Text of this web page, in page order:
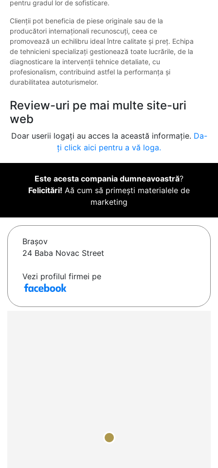
pentru gradul lor de sofisticare.
Clienții pot beneficia de piese originale sau de la
producători internaționali recunoscuți, ceea ce
promovează un echilibru ideal între calitate și preț. Echipa
de tehnicieni specializați gestionează toate lucrările, de la
diagnosticare la intervenții tehnice detaliate, cu
profesionalism, contribuind astfel la performanța și
durabilitatea autoturismelor.
Review-uri pe mai multe site-uri
web
Doar userii logați au acces la această informație. Da-
ți click aici pentru a vă loga.
Este acesta compania dumneavoastră?
Felicitări! Aă cum să primești materialele de
marketing
Braşov
24 Baba Novac Street
Vezi profilul firmei pe